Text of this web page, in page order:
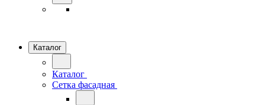
Каталог
Каталог
Сетка фасадная